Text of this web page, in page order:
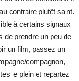
contraire plutôt saint.
à certains signaux
de prendre un peu de
un film, passez un
compagnon,
le plein et repartez